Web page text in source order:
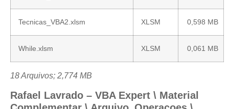
Tecnicas_VBA2.xlsm XLSM 0,598 MB
While.xlsm XLSM 0,061 MB
18 Arquivos; 2,774 MB
Rafael Lavrado – VBA Expert \ Material